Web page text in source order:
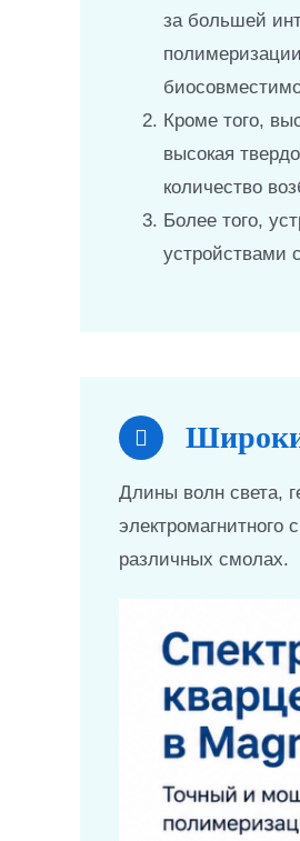
за большей
Кроме того,
высокая
количество
Более того,
устройствами
Длины волн света,
электромагнитного
различных смолах.